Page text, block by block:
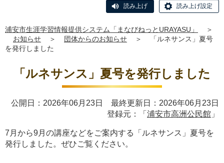
読み上げ 読み上げ設定
浦安市生涯学習情報提供システム「まなびねっとURAYASU」
＞
お知らせ
＞ 団体からのお知らせ ＞
「ルネサンス」夏号
を発行しました
「ルネサンス」夏号を発行しました
公開日：2026年06月23日 最終更新日：2026年06月23日
登録元：「 浦安市高洲公民館 」
7月から9月の講座などをご案内する「ルネサンス」夏号を
発行しました。ぜひご覧ください。